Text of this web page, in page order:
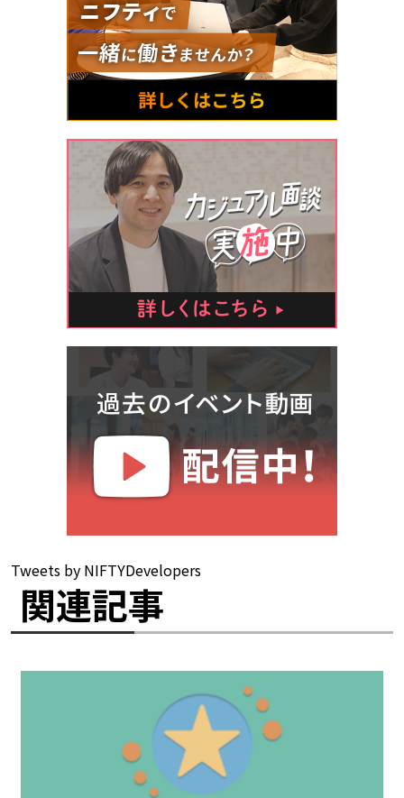
Tweets by NIFTYDevelopers
関連記事